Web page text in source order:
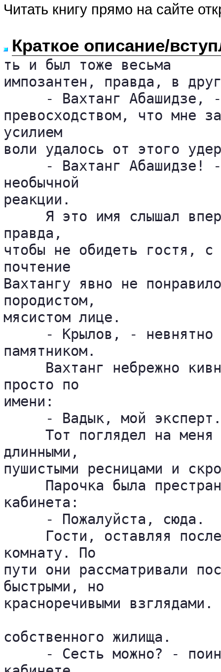
Читать книгу прямо на сайте
Краткое описание/
ть и был тоже весьма
импозантен, правда, в
- Вахтанг Абашидзе,
превосходством, что мне
усилием
воли удалось от этого
- Вахтанг Абашидзе!
необычной
реакции.
Я это имя слышал
правда,
чтобы не обидеть гостя, с
почтение
Вахтангу явно не
породистом,
мясистом лице.
- Крылов, -
памятником.
Вахтанг небрежно
просто по
имени:
     - Вадык, мой эксперт.
Тот поглядел на
длинными,
пушистыми ресницами и
Парочка была
кабинета:
     - Пожалуйста, сюда.
Гости, оставляя
комнату. По
пути они рассматривали
быстрыми, но
красноречивыми
собственного жилища.
- Сесть можно? -